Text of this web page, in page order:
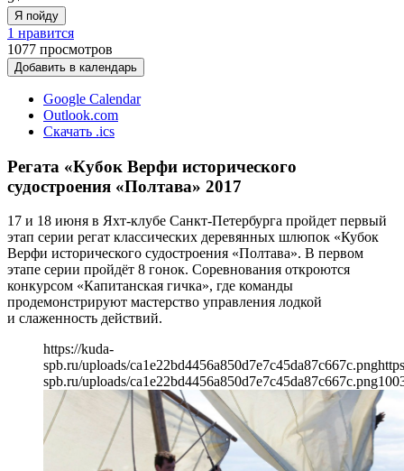
Я пойду
1 нравится
1077 просмотров
Добавить в календарь
Google Calendar
Outlook.com
Скачать .ics
Регата «Кубок Верфи исторического
судостроения «Полтава» 2017
17 и 18 июня в Яхт-клубе Санкт-Петербурга пройдет первый
этап серии регат классических деревянных шлюпок «Кубок
Верфи исторического судостроения «Полтава». В первом
этапе серии пройдёт 8 гонок. Соревнования откроются
конкурсом «Капитанская гичка», где команды
продемонстрируют мастерство управления лодкой
и слаженность действий.
https://kuda-
spb.ru/uploads/ca1e22bd4456a850d7e7c45da87c667c.png
spb.ru/uploads/ca1e22bd4456a850d7e7c45da87c667c.png